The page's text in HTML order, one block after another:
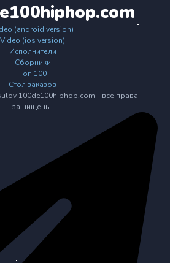
(android version)
Video (ios version)
Исполнители
Сборники
Топ 100
Стол заказов
100de100hiphop.com - все права
защищены.